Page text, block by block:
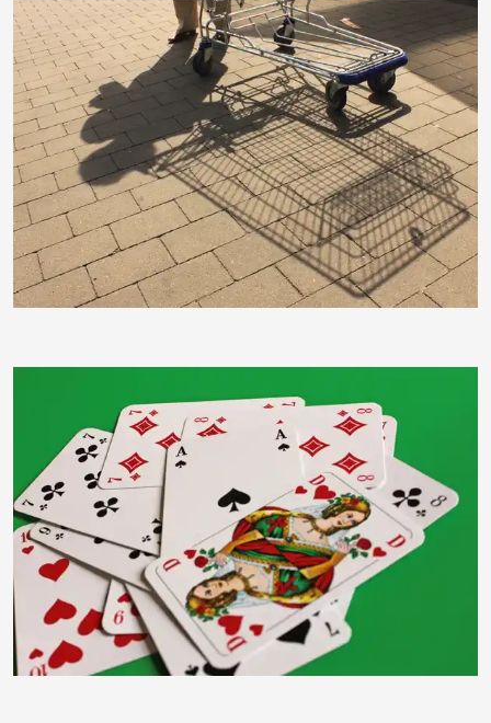
moorhenne
moorhenne